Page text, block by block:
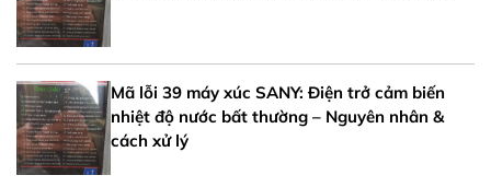
Mã lỗi 39 máy xúc SANY: Điện trở cảm biến
nhiệt độ nước bất thường – Nguyên nhân &
cách xử lý